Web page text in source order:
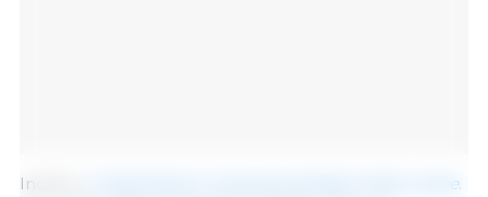
Inoltre, in Germania si consuma sempre meno carne.